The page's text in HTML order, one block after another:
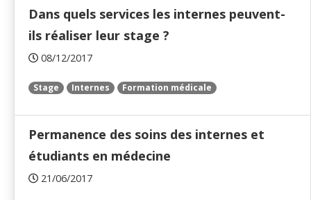
Dans quels services les internes peuvent-
ils réaliser leur stage ?
08/12/2017
Stage Internes Formation médicale
Permanence des soins des internes et
étudiants en médecine
21/06/2017